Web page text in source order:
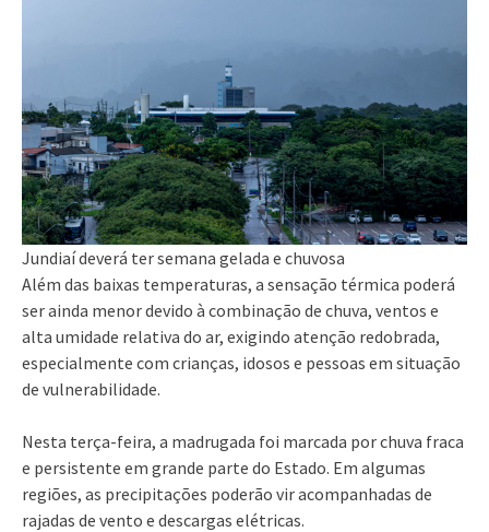
Jundiaí deverá ter semana gelada e chuvosa
Além das baixas temperaturas, a sensação térmica poderá
ser ainda menor devido à combinação de chuva, ventos e
alta umidade relativa do ar, exigindo atenção redobrada,
especialmente com crianças, idosos e pessoas em situação
de vulnerabilidade.
Nesta terça-feira, a madrugada foi marcada por chuva fraca
e persistente em grande parte do Estado. Em algumas
regiões, as precipitações poderão vir acompanhadas de
rajadas de vento e descargas elétricas.